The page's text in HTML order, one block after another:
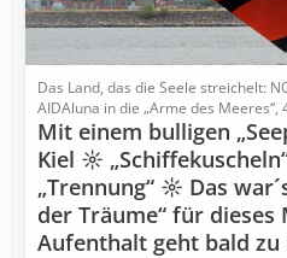
Das Land, das die Seele streichelt:
AIDAluna in die „Arme des Meeres“,
Mit einem bulligen
Kiel ☼
„Trennung“ ☼ Das
der Träume“ für
Aufenthalt geht bald